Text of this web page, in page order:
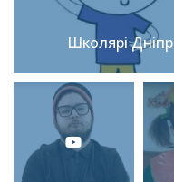
Школярі